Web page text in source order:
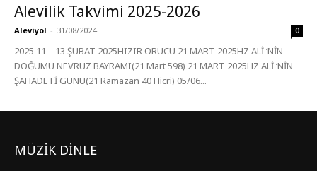
Alevilik Takvimi 2025-2026
Aleviyol - 31/08/2024 0
2025 11 – 13 ŞUBAT 2025HIZIR ORUCU 21 MART 2025HZ ALİ ‘NİN
DOĞUMU NEVRUZ BAYRAMI(21 Mart 598) 21 MART 2025HZ ALİ ‘NİN
ŞAHADETİ GÜNÜ(21 Ramazan 40 Hicri) 05/06...
MÜZİK DİNLE